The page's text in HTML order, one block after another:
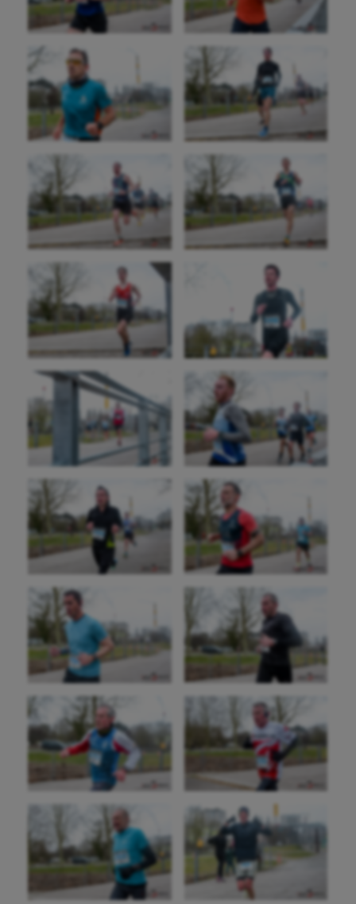
Aéronautique
Athlétisme
Auto
Aviron
Balle à la main
Ballon au poing
Baseball
Billard
Boules lyonnaises
Canoë-kayak
Cerf Volant
Cheerleading